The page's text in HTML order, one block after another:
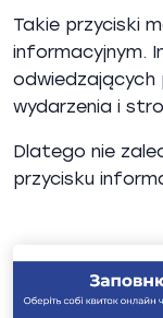
Takie przyciski
informacyjnym.
odwiedzających
wydarzenia i
Dlatego nie
przycisku